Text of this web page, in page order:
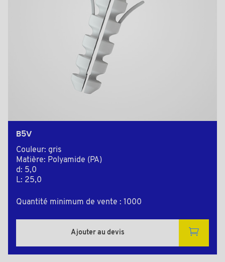
B5V
Couleur: gris
Matière: Polyamide (PA)
d: 5,0
L: 25,0
Quantité minimum de vente : 1000
Ajouter au devis